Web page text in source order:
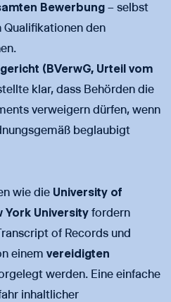
Bewerbung – selbst
Qualifikationen den
(BVerwG, Urteil vom
klar, dass Behörden die
verweigern dürfen, wenn
beglaubigt
wie die University of
York University fordern
of Records und
einem vereidigten
werden. Eine einfache
inhaltlicher